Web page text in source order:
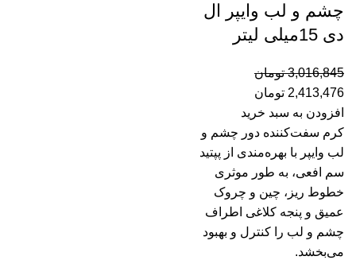
چشم و لب وایپر ال
دی 15میلی لیتر
3,016,845 تومان
2,413,476 تومان
افزودن به سبد خرید
کرم سفت‌کننده دور چشم و
لب وایپر با بهره‌مندی از پپتید
سم افعی، به طور موثری
خطوط ریز، چین و چروک
عمیق و پنجه کلاغی اطراف
چشم و لب را کنترل و بهبود
می‌بخشد.